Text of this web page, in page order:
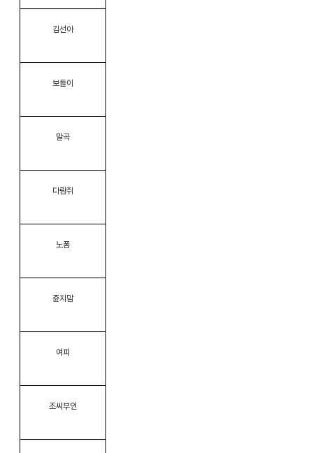
김선아
보들이
말곡
다람쥐
노폼
쥰지맘
여피
조씨부인